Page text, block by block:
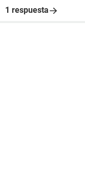
1 respuesta